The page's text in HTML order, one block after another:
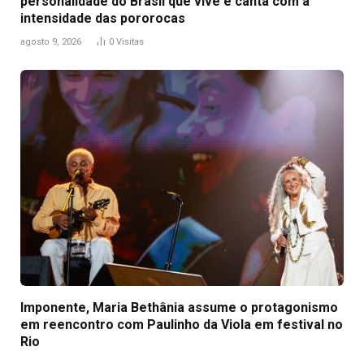
intensidade das pororocas
agosto 9, 2026 0 Visitas
Imponente, Maria Bethânia assume o protagonismo
em reencontro com Paulinho da Viola em festival no
Rio